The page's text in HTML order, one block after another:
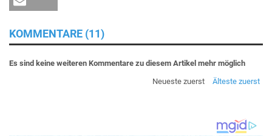
KOMMENTARE (11)
Es sind keine weiteren Kommentare zu diesem Artikel mehr möglich
Neueste zuerst
Älteste zuerst